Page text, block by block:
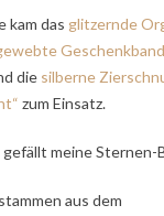
kam das glitzernde
die silberne
zum Einsatz.
meine Sternen-
aus dem